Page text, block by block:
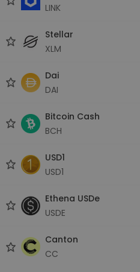
LINK
Stellar
XLM
Dai
DAI
Bitcoin Cash
BCH
USD1
USD1
Ethena USDe
USDE
Canton
CC